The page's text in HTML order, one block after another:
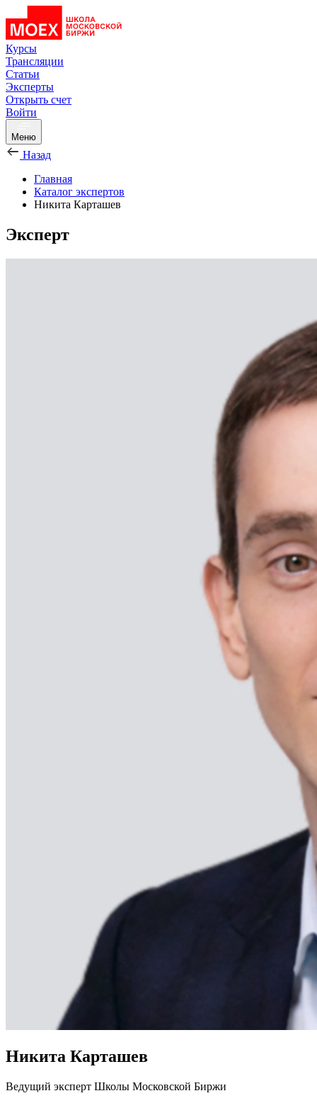
Курсы
Трансляции
Статьи
Эксперты
Открыть счет
Войти
Меню
Назад
Главная
Каталог экспертов
Никита Карташев
Эксперт
Никита Карташев
Ведущий эксперт Школы Московской Биржи